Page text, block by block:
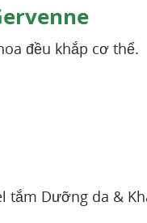
đều khắp cơ thể.
tắm Dưỡng da &